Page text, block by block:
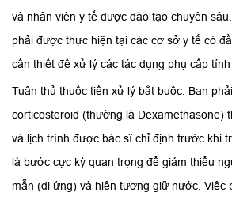
và nhân viên y tế được đào tạo chuyên
phải được thực hiện tại các cơ sở y tế có
cần thiết để xử lý các tác dụng phụ cấp tính
Tuân thủ thuốc tiền xử lý bắt buộc: Bạn
corticosteroid (thường là Dexamethasone)
và lịch trình được bác sĩ chỉ định trước khi
là bước cực kỳ quan trọng để giảm thiểu
mẫn (dị ứng) và hiện tượng giữ nước. Việc